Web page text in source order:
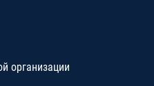
организации